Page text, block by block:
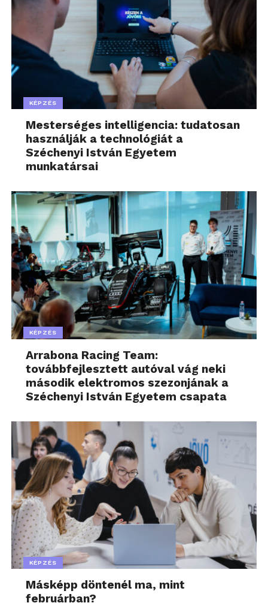
KÉPZÉS
Mesterséges intelligencia: tudatosan
használják a technológiát a
Széchenyi István Egyetem
munkatársai
KÉPZÉS
Arrabona Racing Team:
továbbfejlesztett autóval vág neki
második elektromos szezonjának a
Széchenyi István Egyetem csapata
KÉPZÉS
Másképp döntenél ma, mint
februárban?